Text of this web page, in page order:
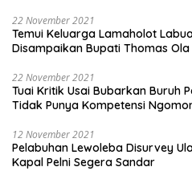
22 November 2021
Temui Keluarga Lamaholot
Disampaikan Bupati Thomas Ola
22 November 2021
Tuai Kritik Usai Bubarkan Buruh
Tidak Punya Kompetensi
12 November 2021
Pelabuhan Lewoleba Disurvey
Kapal Pelni Segera Sandar